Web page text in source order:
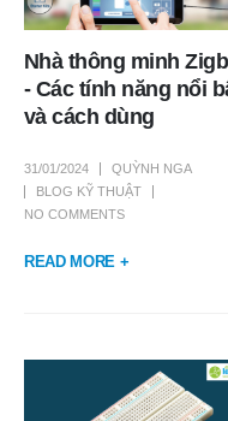
Nhà thông minh
- Các tính năng nổi
và cách dùng
31/01/2024
QUỲNH NGA
BLOG KỸ THUẬT
NO COMMENTS
READ MORE +